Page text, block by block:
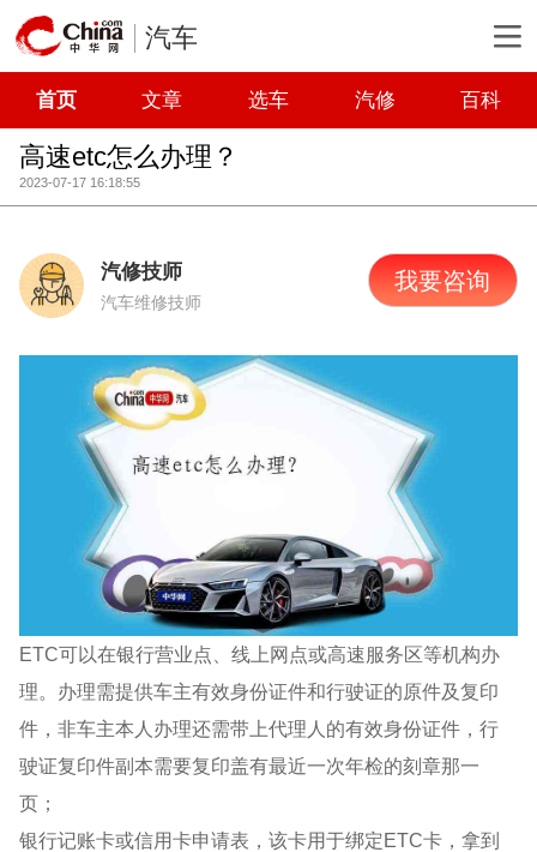
汽车
首页 文章 选车 汽修 百科
高速etc怎么办理？
2023-07-17 16:18:55
汽修技师
汽车维修技师
我要咨询
ETC可以在银行营业点、线上网点或高速服务区等机构办
理。办理需提供车主有效身份证件和行驶证的原件及复印
件，非车主本人办理还需带上代理人的有效身份证件，行
驶证复印件副本需要复印盖有最近一次年检的刻章那一
页；
银行记账卡或信用卡申请表，该卡用于绑定ETC卡，拿到